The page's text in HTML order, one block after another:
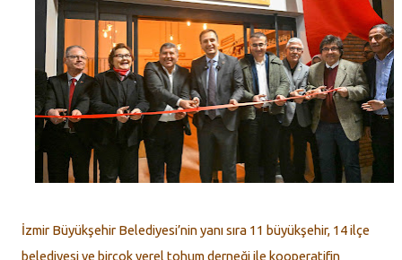
İzmir Büyükşehir Belediyesi’nin yanı sıra 11 büyükşehir, 14 ilçe
belediyesi ve birçok yerel tohum derneği ile kooperatifin